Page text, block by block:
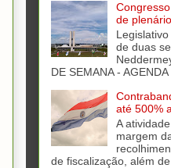
de
de duas
DE SEMANA - AGENDA
até 500%
A
margem
de fiscalização, além de